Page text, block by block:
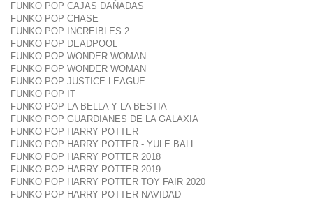
FUNKO POP CAJAS DAÑADAS
FUNKO POP CHASE
FUNKO POP INCREIBLES 2
FUNKO POP DEADPOOL
FUNKO POP WONDER WOMAN
FUNKO POP WONDER WOMAN
FUNKO POP JUSTICE LEAGUE
FUNKO POP IT
FUNKO POP LA BELLA Y LA BESTIA
FUNKO POP GUARDIANES DE LA GALAXIA
FUNKO POP HARRY POTTER
FUNKO POP HARRY POTTER - YULE BALL
FUNKO POP HARRY POTTER 2018
FUNKO POP HARRY POTTER 2019
FUNKO POP HARRY POTTER TOY FAIR 2020
FUNKO POP HARRY POTTER NAVIDAD